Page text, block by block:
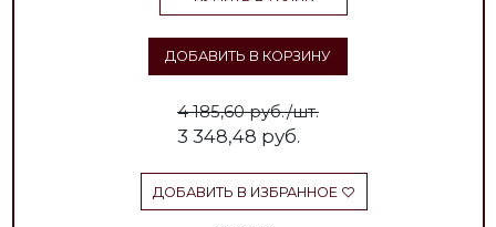
ДОБАВИТЬ В КОРЗИНУ
4 185,60 руб./шт.
3 348,48 руб.
ДОБАВИТЬ В ИЗБРАННОЕ